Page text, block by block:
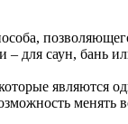
для саун, бань
являются
менять